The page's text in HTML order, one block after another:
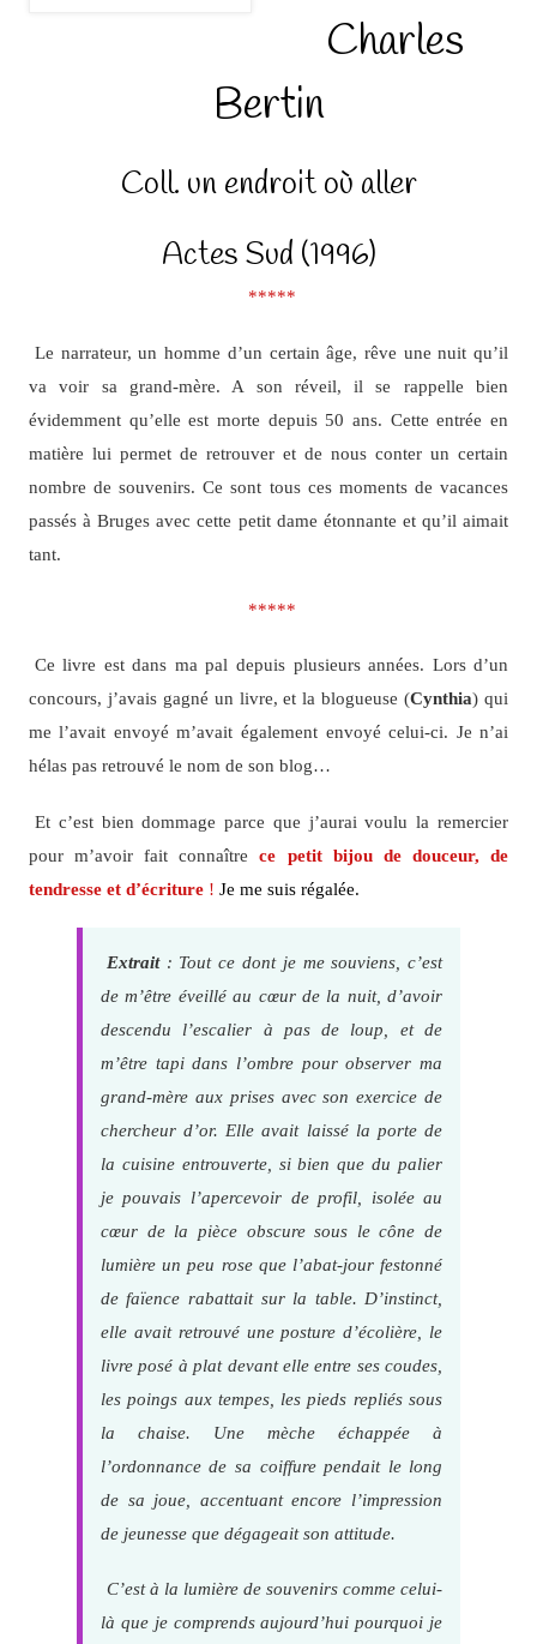
Charles
Bertin
Coll. un endroit où aller
Actes Sud (1996)
*****
Le narrateur, un homme d’un certain âge, rêve une nuit qu’il
va voir sa grand-mère. A son réveil, il se rappelle bien
évidemment qu’elle est morte depuis 50 ans. Cette entrée en
matière lui permet de retrouver et de nous conter un certain
nombre de souvenirs. Ce sont tous ces moments de vacances
passés à Bruges avec cette petit dame étonnante et qu’il aimait
tant.
*****
Ce livre est dans ma pal depuis plusieurs années. Lors d’un
concours, j’avais gagné un livre, et la blogueuse (Cynthia) qui
me l’avait envoyé m’avait également envoyé celui-ci. Je n’ai
hélas pas retrouvé le nom de son blog…
Et c’est bien dommage parce que j’aurai voulu la remercier
pour m’avoir fait connaîtrece petit bijou de douceur, de
tendresse et d’écriture! Je me suis régalée.
Extrait: Tout ce dont je me souviens, c’est
de m’être éveillé au cœur de la nuit, d’avoir
descendu l’escalier à pas de loup, et de
m’être tapi dans l’ombre pour observer ma
grand-mère aux prises avec son exercice de
chercheur d’or. Elle avait laissé la porte de
la cuisine entrouverte, si bien que du palier
je pouvais l’apercevoir de profil, isolée au
cœur de la pièce obscure sous le cône de
lumière un peu rose que l’abat-jour festonné
de faïence rabattait sur la table. D’instinct,
elle avait retrouvé une posture d’écolière, le
livre posé à plat devant elle entre ses coudes,
les poings aux tempes, les pieds repliés sous
la chaise. Une mèche échappée à
l’ordonnance de sa coiffure pendait le long
de sa joue, accentuant encore l’impression
de jeunesse que dégageait son attitude.
C’est à la lumière de souvenirs comme celui-
là que je comprends aujourd’hui pourquoi je